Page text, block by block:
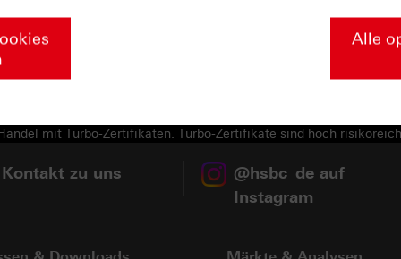
gelangen Sie wieder zurück zur ursprünglichen
LSEG
mit Turbo-Zertifikaten. Turbo-Zertifikate sind hoch
zu uns
@hsbc_de auf
Instagram
Alle